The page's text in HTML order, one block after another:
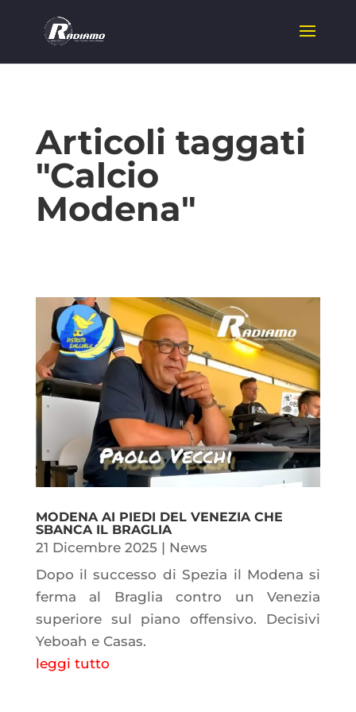
Articoli taggati
"Calcio
Modena"
MODENA AI PIEDI DEL VENEZIA CHE
SBANCA IL BRAGLIA
21 Dicembre 2025 | News
Dopo il successo di Spezia il Modena si
ferma al Braglia contro un Venezia
superiore sul piano offensivo. Decisivi
Yeboah e Casas.
leggi tutto